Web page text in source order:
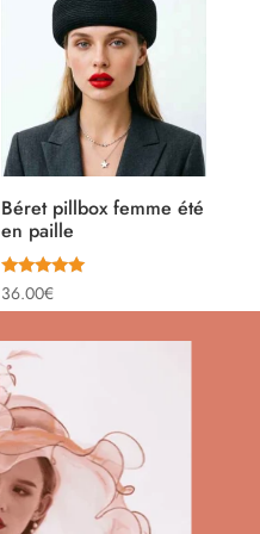
36.00€.29.90€.
Béret pillbox femme été
en paille
Note
5.00
36.00€